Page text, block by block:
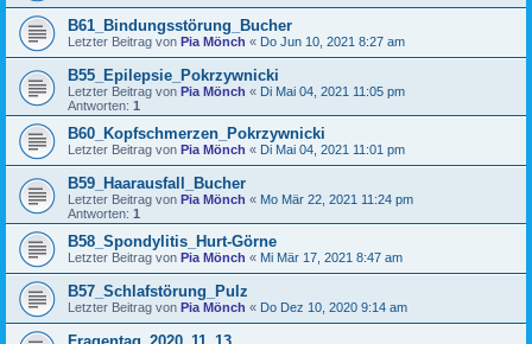
B61_Bindungsstörung_Bucher
Letzter Beitrag von Pia Mönch « Do Jun 10, 2021 8:27 am
B55_Epilepsie_Pokrzywnicki
Letzter Beitrag von Pia Mönch « Di Mai 04, 2021 11:05 pm
Antworten: 1
B60_Kopfschmerzen_Pokrzywnicki
Letzter Beitrag von Pia Mönch « Di Mai 04, 2021 11:01 pm
B59_Haarausfall_Bucher
Letzter Beitrag von Pia Mönch « Mo Mär 22, 2021 11:24 pm
Antworten: 1
B58_Spondylitis_Hurt-Görne
Letzter Beitrag von Pia Mönch « Mi Mär 17, 2021 8:47 am
B57_Schlafstörung_Pulz
Letzter Beitrag von Pia Mönch « Do Dez 10, 2020 9:14 am